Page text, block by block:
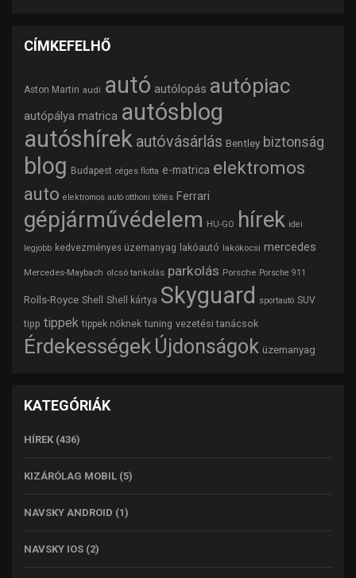
CÍMKEFELHŐ
Aston Martin audi autó autólopás autópiac
autópálya matrica autósblog
autóshírek autóvásárlás Bentley biztonság
blog Budapest céges flotta e-matrica elektromos
auto elektromos autó otthoni töltés Ferrari
gépjárművédelem HU-GO hírek idei
legjobb kedvezményes üzemanyag lakóautó lakókocsi mercedes
Mercedes-Maybach olcsó tankolás parkolás Porsche Porsche 911
Rolls-Royce Shell Shell kártya Skyguard sportautó SUV
tipp tippek tippek nőknek tuning vezetési tanácsok
Érdekességek Újdonságok üzemanyag
KATEGÓRIÁK
HÍREK (436)
KIZÁRÓLAG MOBIL (5)
NAVSKY ANDROID (1)
NAVSKY IOS (2)